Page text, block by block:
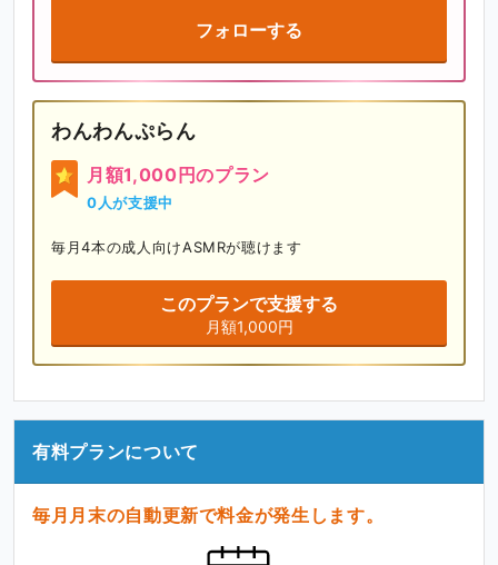
フォローする
わんわんぷらん
月額1,000円のプラン
0人が支援中
毎月4本の成人向けASMRが聴けます
このプランで支援する
月額1,000円
有料プランについて
毎月月末の自動更新で料金が発生します。